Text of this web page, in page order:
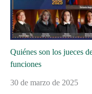
Quiénes son los jueces
funciones
30 de marzo de 2025